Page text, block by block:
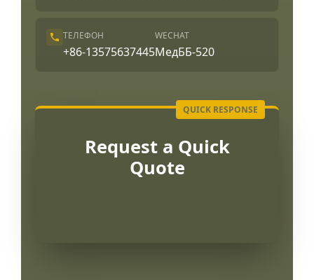
ТЕЛЕФОН
+86-13575637445
WECHAT
МедББ-520
Request a Quick
Quote